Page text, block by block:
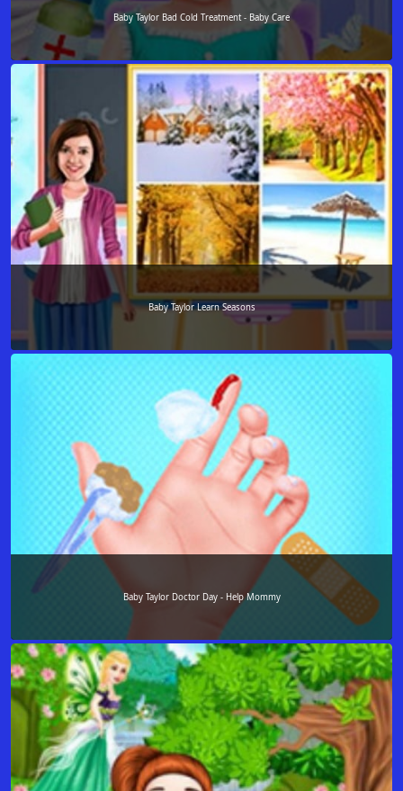
Baby Taylor Bad Cold Treatment - Baby Care
Baby Taylor Learn Seasons
Baby Taylor Doctor Day - Help Mommy